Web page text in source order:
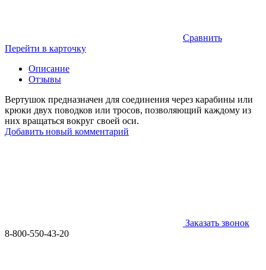
Сравнить
Перейти в карточку
Описание
Отзывы
Вертушок предназначен для соединения через карабины или
крюки двух поводков или тросов, позволяющий каждому из
них вращаться вокруг своей оси.
Добавить новый комментарий
Заказать звонок
8-800-550-43-20